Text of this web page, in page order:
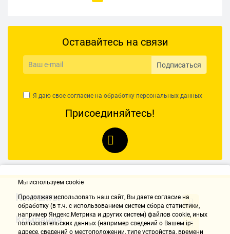
Оставайтесь на связи
Подписаться
Я даю свое согласие на обработку персональных данных
Присоединяйтесь!
Контакты
Компания
Мы используем cookie
Продолжая использовать наш cайт, Вы даете согласие на
обработку (в т.ч. с использованием систем сбора статистики,
например Яндекс.Метрика и других систем) файлов cookie, иных
пользовательских данных (например сведений о Вашем ip-
адресе, сведений о местоположении, типе устройства, времени